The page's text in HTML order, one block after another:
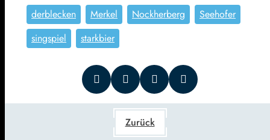
derblecken Merkel Nockherberg
Seehofer
singspiel
starkbier
Zurück